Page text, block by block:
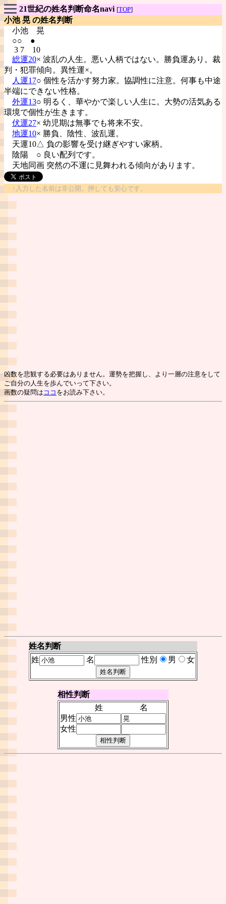
21世紀の姓名判断命名navi [TOP]
小池 晃 の姓名判断
小池 晃
○○ ●
3 7 10
総運20× 波乱の人生。悪い人柄ではない。勝負運あり。裁
判・犯罪傾向。異性運×。
人運17○ 個性を活かす努力家。協調性に注意。何事も中途
半端にできない性格。
外運13○ 明るく、華やかで楽しい人生に。大勢の活気ある
環境で個性が生きます。
伏運27× 幼児期は無事でも将来不安。
地運10× 勝負、陰性、波乱運。
天運10△ 負の影響を受け継ぎやすい家柄。
陰陽 ○ 良い配列です。
天地同画 突然の不運に見舞われる傾向があります。
↑入力した名前は非公開。押しても安心です。
凶数を悲観する必要はありません。運勢を把握し、より一層の注意をして
ご自分の人生を歩んでいって下さい。
画数の疑問は ココ をお読み下さい。
姓名判断
姓
名 性別 男 女
相性判断
姓
名
男性
女性